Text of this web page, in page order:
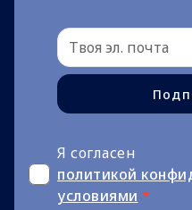
Я согласен
политикой
условиями *